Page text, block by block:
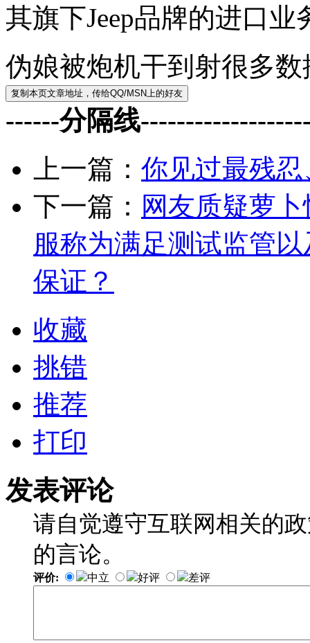
其旗下Jeep品牌的进口业
伪娘被炮机干到射很多
------分隔线
上一篇： 你见过最残
下一篇： 网友质疑萝
服称为满足测试监管
保证？
收藏
挑错
推荐
打印
发表评论
请自觉遵守互联网相关的
的言论。
评价: 中立 好评 差评